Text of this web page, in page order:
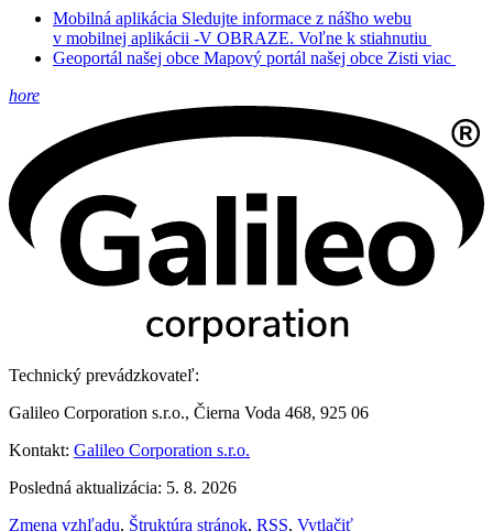
Mobilná aplikácia Sledujte informace z nášho webu
v mobilnej aplikácii -V OBRAZE. Voľne k stiahnutiu
Geoportál našej obce Mapový portál našej obce Zisti viac
hore
Technický prevádzkovateľ:
Galileo Corporation s.r.o., Čierna Voda 468, 925 06
Kontakt: Galileo Corporation s.r.o.
Posledná aktualizácia: 5. 8. 2026
Zmena vzhľadu, Štruktúra stránok, RSS, Vytlačiť